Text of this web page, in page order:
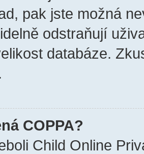
pak jste možná
odstraňují
databáze.
COPPA?
Child Online